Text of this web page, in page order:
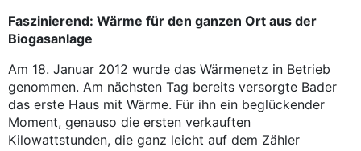
Faszinierend: Wärme für den ganzen Ort aus der
Biogasanlage
Am 18. Januar 2012 wurde das Wärmenetz in Betrieb
genommen. Am nächsten Tag bereits versorgte Bader
das erste Haus mit Wärme. Für ihn ein beglückender
Moment, genauso die ersten verkauften
Kilowattstunden, die ganz leicht auf dem Zähler